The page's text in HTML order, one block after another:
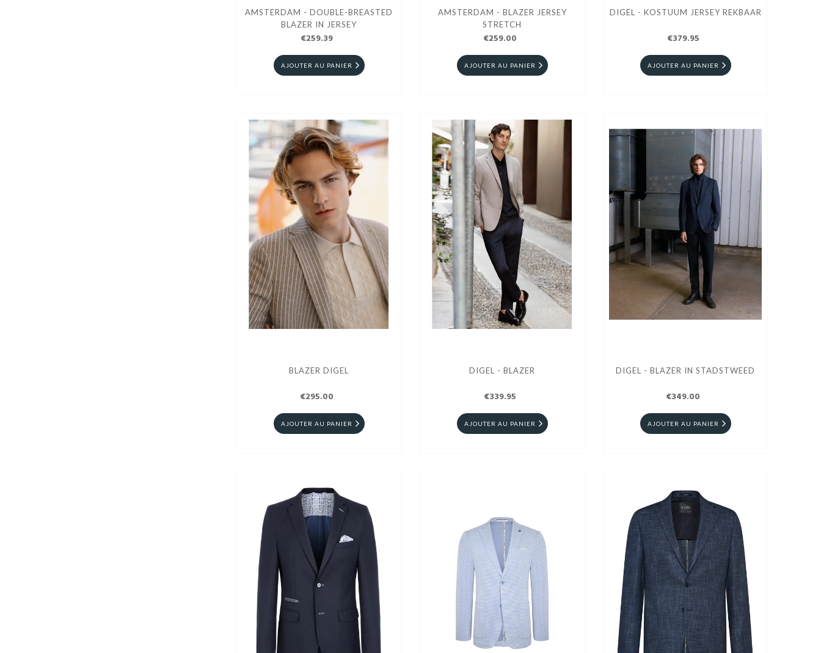
AMSTERDAM - DOUBLE-BREASTED
BLAZER IN JERSEY
€259.39
AJOUTER AU PANIER
AMSTERDAM - BLAZER JERSEY
STRETCH
€259.00
AJOUTER AU PANIER
DIGEL - KOSTUUM JERSEY REKBAAR
€379.95
AJOUTER AU PANIER
BLAZER DIGEL
€295.00
AJOUTER AU PANIER
DIGEL - BLAZER
€339.95
AJOUTER AU PANIER
DIGEL - BLAZER IN STADSTWEED
€349.00
AJOUTER AU PANIER